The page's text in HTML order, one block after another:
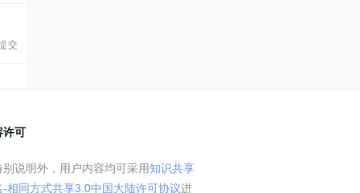
交
许可
别说明外，用户内容均可采用知识共享
-相同方式共享3.0中国大陆许可协议进